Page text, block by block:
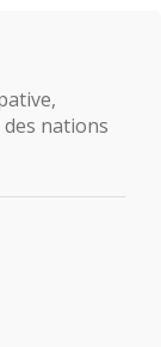
des nations